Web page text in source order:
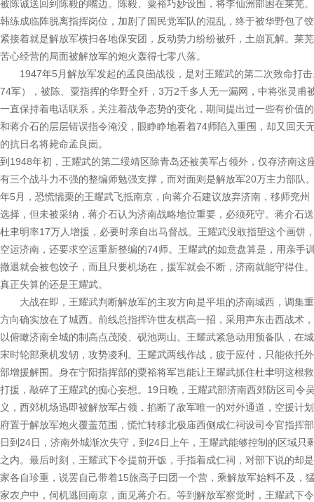
被陈诚送回到陈毅的嘴边。陈毅、粟裕巧妙设围，将李仙洲部困在莱芜
韩练成临阵脱离指挥岗位，加剧了国民党军队的混乱，终于被华野包了
紧接着就是解放军横扫各地保安团，反动势力纷纷被歼，土崩瓦解。莱
苦心经营的局面被解放军的炮火轰得七零八落。
1947年5月解放军发起的孟良崮战役，是对王耀武的第二次致命打击
74军），被陈、粟指挥的华野全歼，3万2千多人无一漏网，中将张灵甫
一直保持着电话联系，关注着战争态势的变化，期间提出过一些有价值
和蒋介石的层层错误指令淹没，眼睁睁地看着74师陷入重围，却又回天
的抗日名将毙命孟良崮。
到1948年初，王耀武的第二绥靖区除青岛还被美军占领外，仅存济南这
有三个战斗力不强的整编师勉强支撑，而对面则是解放军20万主力部队
年5月，恐慌惴栗的王耀武飞抵南京，向蒋介石建议放弃济南，移师兖
选择，但未被采纳，蒋介石认为济南战略地位重要，必须死守。蒋介石
杜聿明率17万人增援，必要时亲自出马督战。王耀武没敢指望这个画饼
空运济南，还要求空运重新整编的74师。王耀武的如意盘算是，用亲手
撤退就会被包饺子，而且只要机场在，援军就会不断，济南就能守得住
真正失算的还是王耀武。
大战在即，王耀武判断解放军的主攻方向是平坦的济南城西，调集
方向确实放在了城西。前线总指挥许世友棋高一招，采用声东击西战术
以俯瞰济南全城的制高点茂陵、砚池两山。王耀武紧急动用预备队，在
宋时轮部乘机发轫，攻势凌利。王耀武两线作战，疲于应付，只能依托
部增援解围。身在宁阳指挥部的粟裕将军岂能让王耀武抓住杜聿明这根
打援，敲碎了王耀武的痴心妄想。19日晚，王耀武部济南西郊防区司令
义，西郊机场迅即被解放军占领，掐断了敌军唯一的对外通道，空援计
府置于解放军炮火覆盖范围，慌忙转移北极庙西侧成仁祠设司令官指挥
日到24日，济南外城渐次失守，到24日上午，王耀武能够控制的区域
之内。最后时刻，王耀武下令提前开饭，手指着成仁祠，对部下说的却
家各自珍重，说罢自己带着15旅高子曰团一个营，乘解放军始料不及，
家农户中，伺机逃回南京，面见蒋介石。等到解放军察觉时，王耀武下